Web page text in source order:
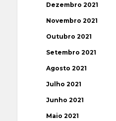
Dezembro 2021
Novembro 2021
Outubro 2021
Setembro 2021
Agosto 2021
Julho 2021
Junho 2021
Maio 2021